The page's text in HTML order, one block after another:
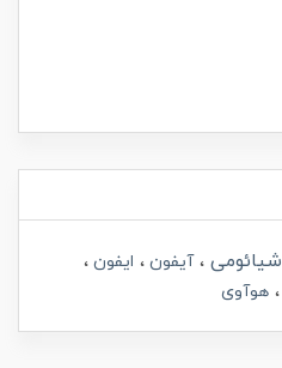
شیائومی آیفون
ایفون
هوآوی